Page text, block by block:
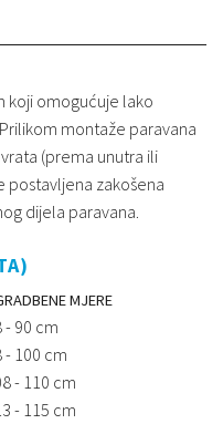
koji omogućuje lako
montaže paravana
(prema unutra ili
postavljena zakošena
dijela paravana.
MJERE
- 90 cm
- 100 cm
- 110 cm
- 115 cm